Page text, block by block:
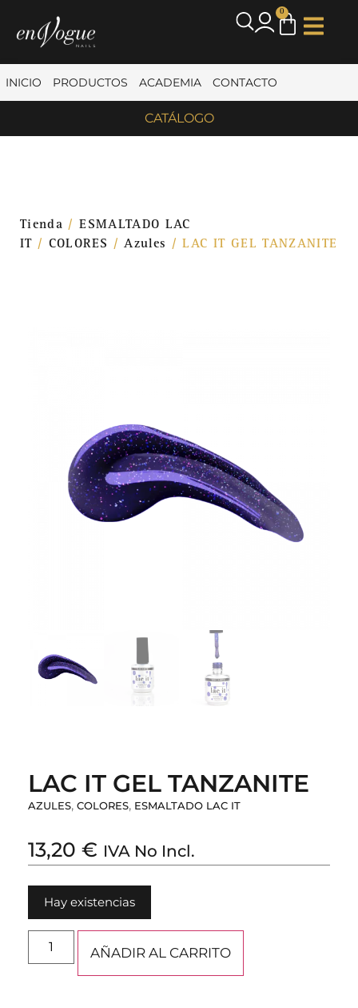
0
INICIO PRODUCTOS ACADEMIA CONTACTO
CATÁLOGO
Tienda /ESMALTADO LAC
IT / COLORES /Azules / LAC IT GEL TANZANITE
LAC IT GEL TANZANITE
AZULES, COLORES, ESMALTADO LAC IT
13,20 € IVA No Incl.
Hay existencias
AÑADIR AL CARRITO